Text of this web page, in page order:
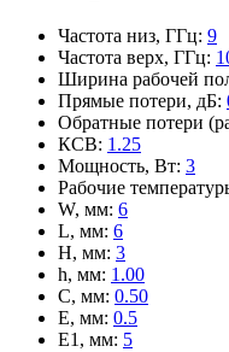
Частота низ, ГГц: 9
Частота верх, ГГц:
Ширина рабочей
Прямые потери, дБ:
Обратные потери
КСВ: 1.25
Мощность, Вт: 3
Рабочие
W, мм: 6
L, мм: 6
H, мм: 3
h, мм: 1.00
C, мм: 0.50
E, мм: 0.5
E1, мм: 5